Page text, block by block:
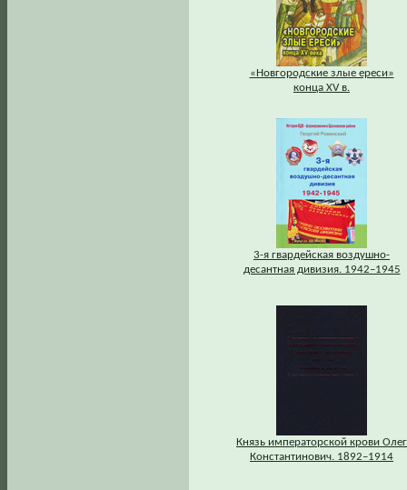
«Новгородские злые ереси»
конца XV в.
3-я гвардейская воздушно-
десантная дивизия. 1942–1945
Князь императорской крови Олег
Константинович. 1892–1914